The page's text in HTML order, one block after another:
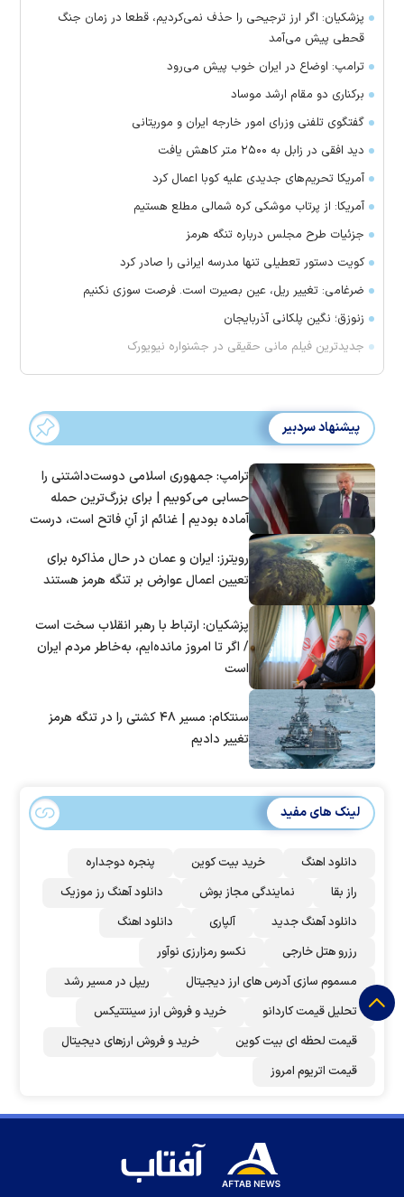
پزشکیان: اگر ارز ترجیحی را حذف نمی‌کردیم، قطعا در زمان جنگ
قحطی پیش می‌آمد
ترامپ: اوضاع در ایران خوب پیش می‌رود
برکناری دو مقام ارشد موساد
گفتگوی تلفنی وزرای امور خارجه ایران و موریتانی
دید افقی در زابل به ۲۵۰۰ متر کاهش یافت
آمریکا تحریم‌های جدیدی علیه کوبا اعمال کرد
آمریکا: از پرتاب موشکی کره شمالی مطلع هستیم
جزئیات طرح مجلس درباره تنگه هرمز
کویت دستور تعطیلی تنها مدرسه ایرانی را صادر کرد
ضرغامی: تغییر ریل، عین بصیرت است. فرصت سوزی نکنیم
زنوزق؛ نگین پلکانی آذربایجان
جدیدترین فیلم مانی حقیقی در جشنواره نیویورک
پیشنهاد سردبیر
ترامپ: جمهوری اسلامی دوست‌داشتنی را
حسابی می‌کوبیم | برای بزرگ‌ترین حمله
آماده بودیم | غنائم از آنِ فاتح است، درست
رویترز: ایران و عمان در حال مذاکره برای
تعیین اعمال عوارض بر تنگه هرمز هستند
پزشکیان: ارتباط با رهبر انقلاب سخت است
/ اگر تا امروز مانده‌ایم، به‌خاطر مردم ایران
است
سنتکام: مسیر ۴۸ کشتی را در تنگه هرمز
تغییر دادیم
لینک های مفید
دانلود اهنگ خرید بیت کوین
پنجره دوجداره
راز بقا
نمایندگی مجاز بوش
دانلود آهنگ رز‌ موزیک
دانلود آهنگ جدید
آلپاری
دانلود اهنگ
رزرو هتل خارجی
نکسو رمزارزی نوآور
مسموم سازی آدرس های ارز دیجیتال
ریپل در مسیر رشد
تحلیل قیمت کاردانو
خرید و فروش ارز سینتتیکس
قیمت لحظه ای بیت کوین
خرید و فروش ارزهای دیجیتال
قیمت اتریوم امروز